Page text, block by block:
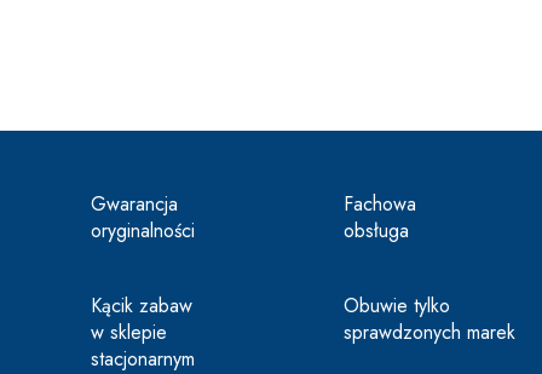
Gwarancja
oryginalności
Fachowa
obsługa
Kącik zabaw
w sklepie
stacjonarnym
Obuwie tylko
sprawdzonych marek